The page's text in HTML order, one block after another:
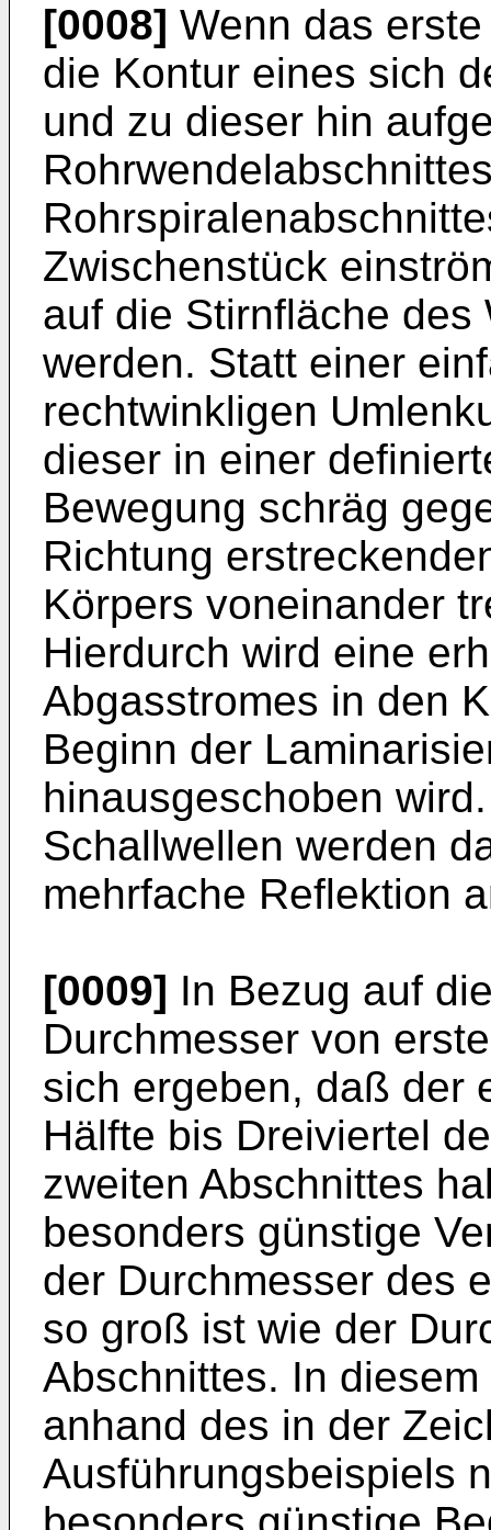
[0008] Wenn das
die Kontur eines sich
und zu dieser hin
Zwischenstück
auf die Stirnfläche
werden. Statt einer
rechtwinkligen
dieser in einer
Bewegung schräg
Richtung
Körpers voneinander
Hierdurch wird eine
Abgasstromes in den
Beginn der
hinausgeschoben
Schallwellen werden
mehrfache Reflektion
[0009] In Bezug auf
Durchmesser von
sich ergeben, daß der
Hälfte bis Dreiviertel
zweiten Abschnittes
besonders günstige
der Durchmesser des
so groß ist wie der
Abschnittes. In
anhand des in der
Ausführungsbeispiels